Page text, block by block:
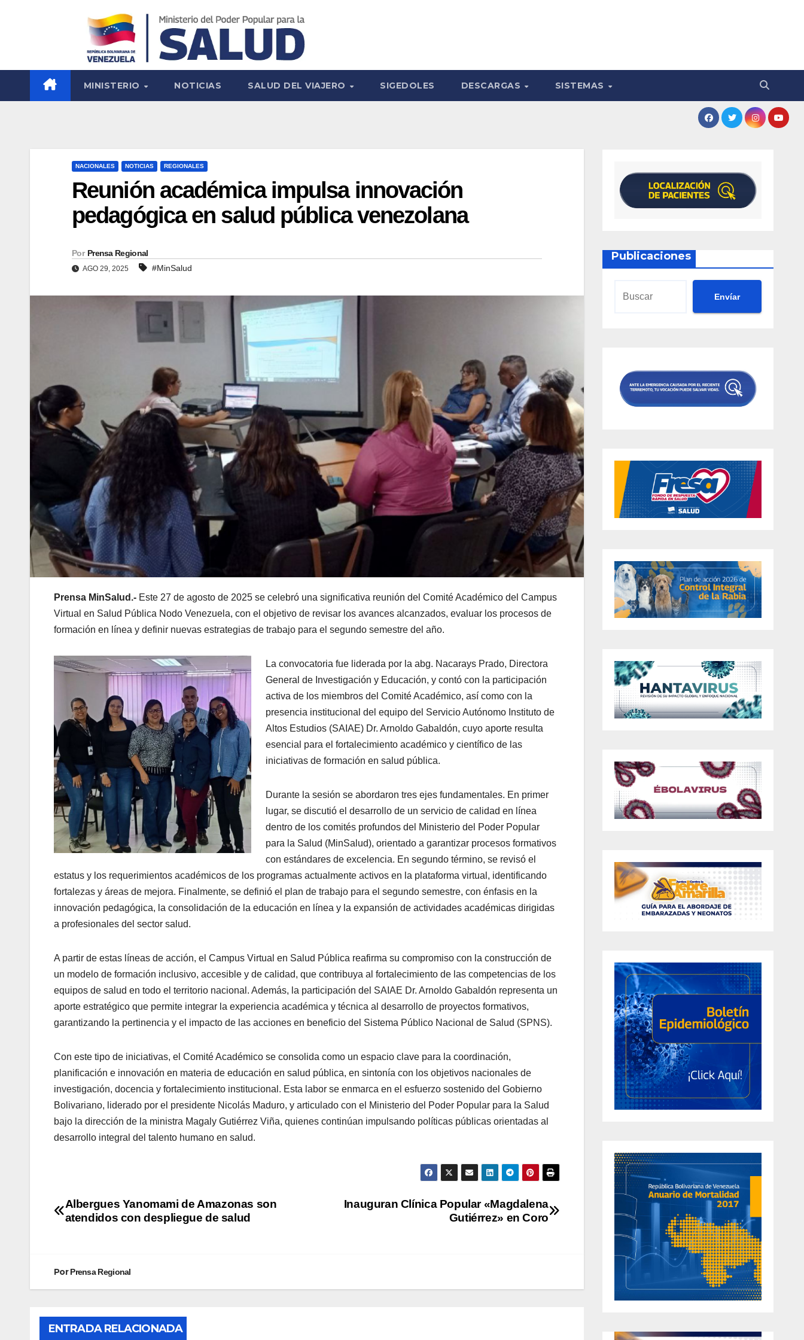
MINISTERIO NOTICIAS SALUD DEL VIAJERO SIGEDOLES DESCARGAS SISTEMAS
NACIONALES NOTICIAS REGIONALES
Reunión académica impulsa innovación
pedagógica en salud pública venezolana
Por Prensa Regional
AGO 29, 2025 #MinSalud
Prensa MinSalud.- Este 27 de agosto de 2025 se celebró una significativa reunión del Comité Académico del Campus
Virtual en Salud Pública Nodo Venezuela, con el objetivo de revisar los avances alcanzados, evaluar los procesos de
formación en línea y definir nuevas estrategias de trabajo para el segundo semestre del año.
La convocatoria fue liderada por la abg. Nacarays Prado, Directora
General de Investigación y Educación, y contó con la participación
activa de los miembros del Comité Académico, así como con la
presencia institucional del equipo del Servicio Autónomo Instituto de
Altos Estudios (SAIAE) Dr. Arnoldo Gabaldón, cuyo aporte resulta
esencial para el fortalecimiento académico y científico de las
iniciativas de formación en salud pública.
Durante la sesión se abordaron tres ejes fundamentales. En primer
lugar, se discutió el desarrollo de un servicio de calidad en línea
dentro de los comités profundos del Ministerio del Poder Popular
para la Salud (MinSalud), orientado a garantizar procesos formativos
con estándares de excelencia. En segundo término, se revisó el
estatus y los requerimientos académicos de los programas actualmente activos en la plataforma virtual, identificando
fortalezas y áreas de mejora. Finalmente, se definió el plan de trabajo para el segundo semestre, con énfasis en la
innovación pedagógica, la consolidación de la educación en línea y la expansión de actividades académicas dirigidas
a profesionales del sector salud.
A partir de estas líneas de acción, el Campus Virtual en Salud Pública reafirma su compromiso con la construcción de
un modelo de formación inclusivo, accesible y de calidad, que contribuya al fortalecimiento de las competencias de los
equipos de salud en todo el territorio nacional. Además, la participación del SAIAE Dr. Arnoldo Gabaldón representa un
aporte estratégico que permite integrar la experiencia académica y técnica al desarrollo de proyectos formativos,
garantizando la pertinencia y el impacto de las acciones en beneficio del Sistema Público Nacional de Salud (SPNS).
Con este tipo de iniciativas, el Comité Académico se consolida como un espacio clave para la coordinación,
planificación e innovación en materia de educación en salud pública, en sintonía con los objetivos nacionales de
investigación, docencia y fortalecimiento institucional. Esta labor se enmarca en el esfuerzo sostenido del Gobierno
Bolivariano, liderado por el presidente Nicolás Maduro, y articulado con el Ministerio del Poder Popular para la Salud
bajo la dirección de la ministra Magaly Gutiérrez Viña, quienes continúan impulsando políticas públicas orientadas al
desarrollo integral del talento humano en salud.
Inauguran Clínica Popular «Magdalena
Gutiérrez» en Coro
Albergues Yanomami de Amazonas son
atendidos con despliegue de salud
PorPrensa Regional
ENTRADA RELACIONADA
Publicaciones
Envíar